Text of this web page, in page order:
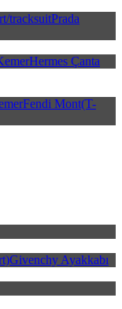
tracksuitPrada
Hermes Çanta
Fendi Mont(T-
Givenchy Ayakkabı